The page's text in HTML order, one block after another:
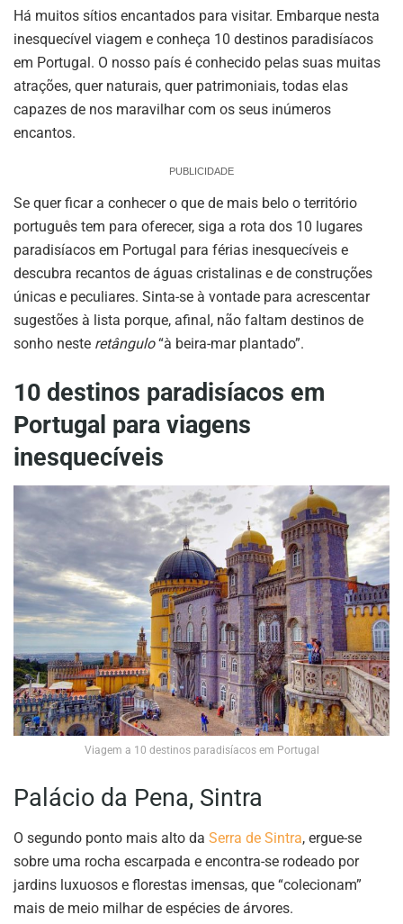
Há muitos sítios encantados para visitar. Embarque nesta
inesquecível viagem e conheça 10 destinos paradisíacos
em Portugal. O nosso país é conhecido pelas suas muitas
atrações, quer naturais, quer patrimoniais, todas elas
capazes de nos maravilhar com os seus inúmeros
encantos.
PUBLICIDADE
Se quer ficar a conhecer o que de mais belo o território
português tem para oferecer, siga a rota dos 10 lugares
paradisíacos em Portugal para férias inesquecíveis e
descubra recantos de águas cristalinas e de construções
únicas e peculiares. Sinta-se à vontade para acrescentar
sugestões à lista porque, afinal, não faltam destinos de
sonho neste retângulo“à beira-mar plantado”.
10 destinos paradisíacos em
Portugal para viagens
inesquecíveis
Viagem a 10 destinos paradisíacos em Portugal
Palácio da Pena, Sintra
O segundo ponto mais alto da Serra de Sintra, ergue-se
sobre uma rocha escarpada e encontra-se rodeado por
jardins luxuosos e florestas imensas, que “colecionam”
mais de meio milhar de espécies de árvores.